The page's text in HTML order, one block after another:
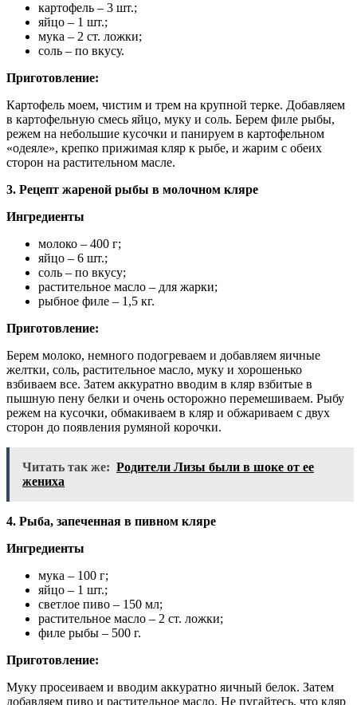
картофель – 3 шт.;
яйцо – 1 шт.;
мука – 2 ст. ложки;
соль – по вкусу.
Приготовление:
Картофель моем, чистим и трем на крупной терке. Добавляем
в картофельную смесь яйцо, муку и соль. Берем филе рыбы,
режем на небольшие кусочки и панируем в картофельном
«одеяле», крепко прижимая кляр к рыбе, и жарим с обеих
сторон на растительном масле.
3. Рецепт жареной рыбы в молочном кляре
Ингредиенты
молоко – 400 г;
яйцо – 6 шт.;
соль – по вкусу;
растительное масло – для жарки;
рыбное филе – 1,5 кг.
Приготовление:
Берем молоко, немного подогреваем и добавляем яичные
желтки, соль, растительное масло, муку и хорошенько
взбиваем все. Затем аккуратно вводим в кляр взбитые в
пышную пену белки и очень осторожно перемешиваем. Рыбу
режем на кусочки, обмакиваем в кляр и обжариваем с двух
сторон до появления румяной корочки.
Читать так же: Родители Лизы были в шоке от ее
жениха
4. Рыба, запеченная в пивном кляре
Ингредиенты
мука – 100 г;
яйцо – 1 шт.;
светлое пиво – 150 мл;
растительное масло – 2 ст. ложки;
филе рыбы – 500 г.
Приготовление:
Муку просеиваем и вводим аккуратно яичный белок. Затем
добавляем пиво и растительное масло. Не пугайтесь, что кляр